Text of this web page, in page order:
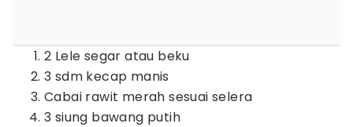
2 Lele segar atau beku
3 sdm kecap manis
Cabai rawit merah sesuai selera
3 siung bawang putih